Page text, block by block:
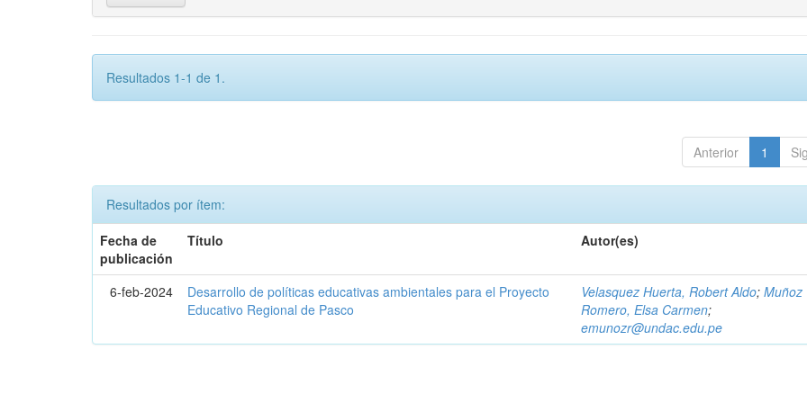
Resultados 1-1 de 1.
Anterior 1
Resultados por ítem:
Fecha de
publicación
Título Autor(es)
6-feb-2024
Desarrollo de políticas educativas ambientales para el Proyecto
Educativo Regional de Pasco
Velasquez Huerta, Robert Aldo;Muñoz
Romero, Elsa Carmen;
emunozr@undac.edu.pe